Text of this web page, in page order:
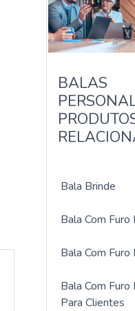
BALAS
Bala Brinde
Bala Com Furo
Bala Com Furo
Bala Com Furo
Para Clientes